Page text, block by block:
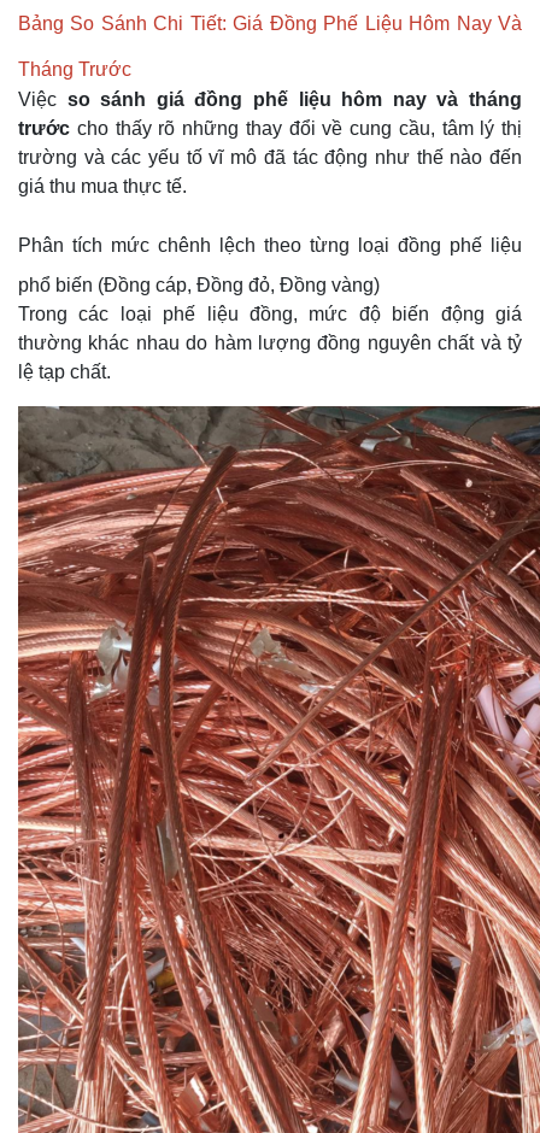
Bảng So Sánh Chi Tiết: Giá Đồng Phế Liệu Hôm Nay Và
Tháng Trước
Việc so sánh giá đồng phế liệu hôm nay và tháng
trước cho thấy rõ những thay đổi về cung cầu, tâm lý thị
trường và các yếu tố vĩ mô đã tác động như thế nào đến
giá thu mua thực tế.
Phân tích mức chênh lệch theo từng loại đồng phế liệu
phổ biến (Đồng cáp, Đồng đỏ, Đồng vàng)
Trong các loại phế liệu đồng, mức độ biến động giá
thường khác nhau do hàm lượng đồng nguyên chất và tỷ
lệ tạp chất.